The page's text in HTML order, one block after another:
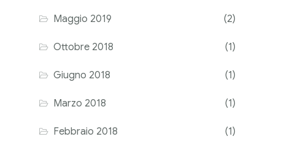
Maggio 2019 (2)
Ottobre 2018 (1)
Giugno 2018 (1)
Marzo 2018 (1)
Febbraio 2018 (1)